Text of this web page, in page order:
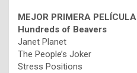
MEJOR PRIMERA PELÍCULA
Hundreds of Beavers
Janet Planet
The People’s Joker
Stress Positions